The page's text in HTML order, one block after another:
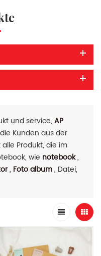
und service, AP
Kunden aus der
Produkt, die im
wie notebook,
, Foto album, Datei,